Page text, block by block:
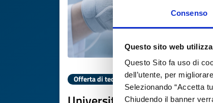
Consenso
Questo sito web
Questo Sito fa uso di
dell’utente, per
Selezionando “Accetta
Chiudendo il banner
Offerta di tecnologia